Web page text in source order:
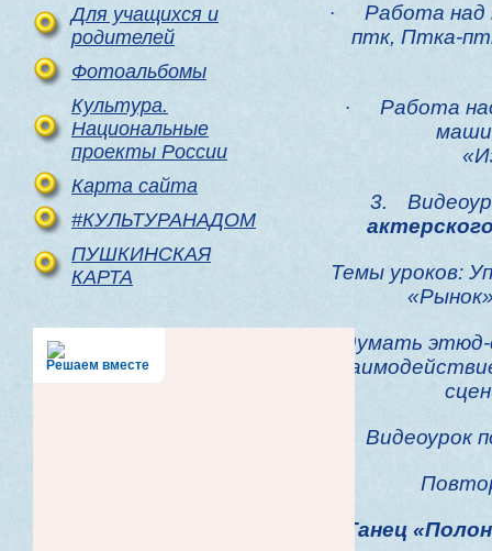
Для учащихся и
родителей
Фотоальбомы
Культура.
Национальные
проекты России
Карта сайта
#КУЛЬТУРАНАДОМ
ПУШКИНСКАЯ
КАРТА
Решаем вместе
·
Работа над
птк, Птка-
·
Работа
3.
Темы уроков:
Придумать
Видеоурок
Танец